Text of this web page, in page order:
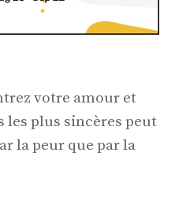
votre amour et
plus sincères peut
la peur que par la